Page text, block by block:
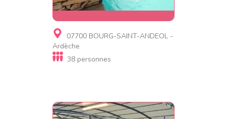
Gite, Village de gites, Gite
d'étape, Résidence de
tourisme, Chambre d'hôtes
Mas Saint Antoine
07700 BOURG-SAINT-ANDEOL -
Ardèche
38 personnes